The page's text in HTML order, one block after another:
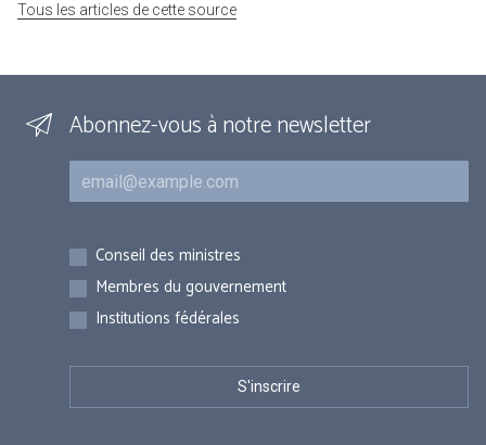
Tous les articles de cette source
Abonnez-vous à notre newsletter
Courriel
Inscriptions
Conseil des ministres
Membres du gouvernement
Institutions fédérales